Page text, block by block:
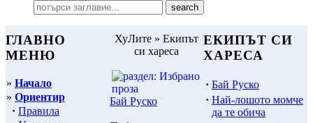
ГЛАВНО
МЕНЮ
» Начало
» Ориентир
· Правила
ХуЛите » Екипът
си хареса
Бай Руско
ЕКИПЪТ СИ
ХАРЕСА
· Бай Руско
· Най-лошото момче
да те обича